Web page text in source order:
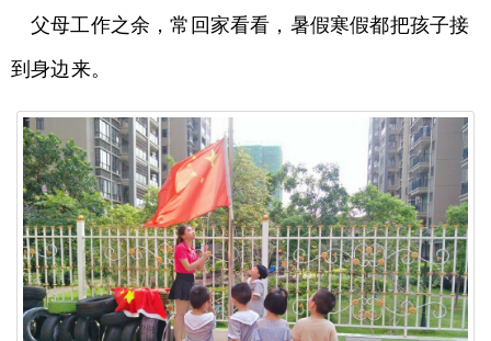
父母工作之余，常回家看看，暑假寒假都把孩子接
到身边来。